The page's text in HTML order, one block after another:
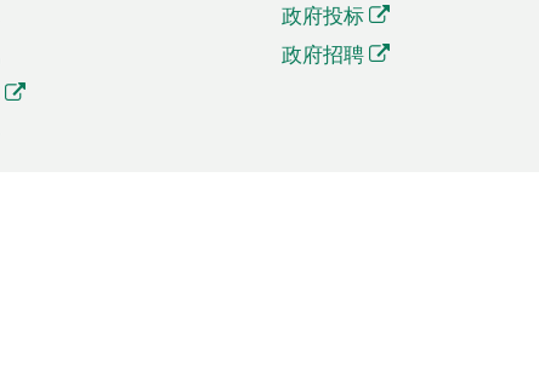
政府投标
政府招聘